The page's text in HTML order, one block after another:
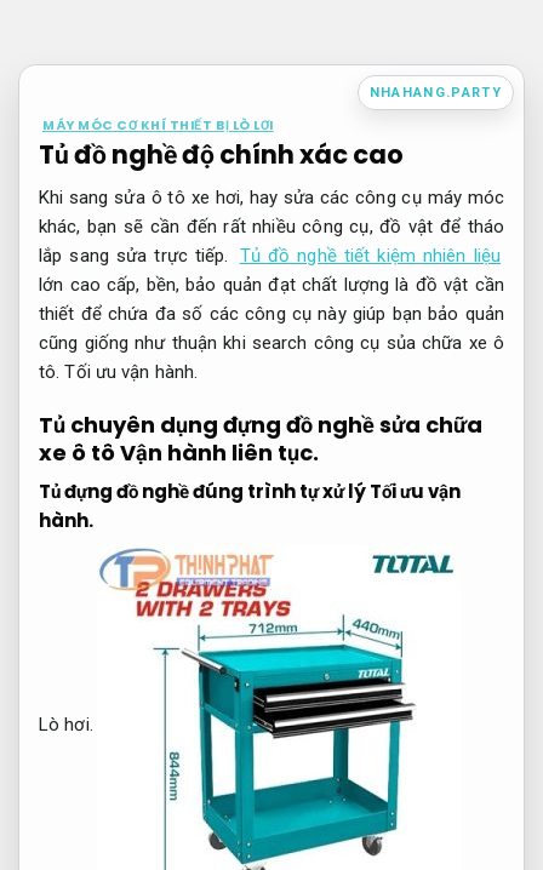
nội
NHAHANG.PARTY
MÁY MÓC CƠ KHÍ THIẾT BỊ LÒ LƠI
Tủ đồ nghề độ chính xác cao
Khi sang sửa ô tô xe hơi, hay sửa các công cụ máy móc
khác, bạn sẽ cần đến rất nhiều công cụ, đồ vật để tháo
lắp sang sửa trực tiếp.
Tủ đồ nghề tiết kiệm nhiên liệu
lớn cao cấp, bền, bảo quản đạt chất lượng là đồ vật cần
thiết để chứa đa số các công cụ này giúp bạn bảo quản
cũng giống như thuận khi search công cụ sủa chữa xe ô
tô.Tối ưu vận hành.
Tủ chuyên dụng đựng đồ nghề sửa chữa
xe ô tô Vận hành liên tục.
Tủ đựng đồ nghề đúng trình tự xử lýTối ưu vận
hành.
Lò hơi.